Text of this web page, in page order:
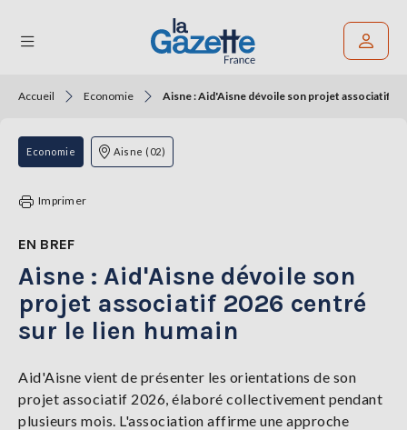
THÉMATIQUES
RÉGIONS
TENDANCES
SERVICES
LA
Se
Accueil Economie Aisne : Aid'Aisne dévoile son projet associatif
Economie Aisne (02)
Imprimer
EN BREF
Aisne : Aid'Aisne dévoile son
projet associatif 2026 centré
sur le lien humain
Aid'Aisne vient de présenter les orientations de son
projet associatif 2026, élaboré collectivement pendant
plusieurs mois. L'association affirme une approche